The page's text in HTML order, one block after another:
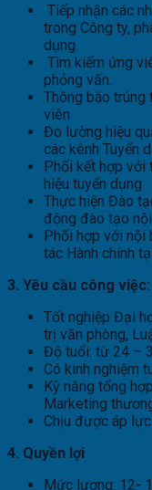
Tiếp nhận các
trong Công ty,
dụng.
Tìm kiếm ứng
phỏng vấn.
Thông báo trúng
viên
Đo lường hiệu
các kênh Tuyển
Phối kết hợp với
hiệu tuyển dụng
Thực hiện Đào
động đào tạo
Phối hợp với nội
tác Hành chính
3. Yêu cầu công việc:
Tốt nghiệp Đại
trị văn phòng,
Độ tuổi: từ 24 –
Có kinh nghiệm
Kỹ năng tổng
Marketing
Chịu được áp
4. Quyền lợi
Mức lương: 12-